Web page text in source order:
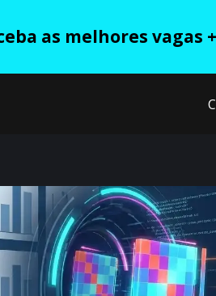
as melhores vagas